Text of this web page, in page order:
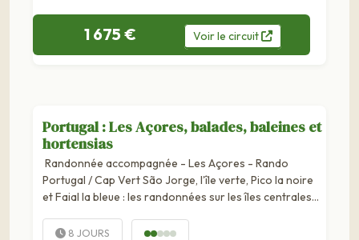
1 675 € Voirle circuit
Portugal : Les Açores, balades, baleines et
hortensias
Randonnée accompagnée - Les Açores - Rando
Portugal / Cap Vert São Jorge, l’île verte, Pico la noire
et Faial la bleue : les randonnées sur les îles centrales
nature exubérante et...
8 JOURS